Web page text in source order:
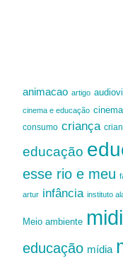
animacao artigo
cinema e educação
consumo criança
educação
esse rio e meu
artur infância instituto
Meio ambiente
educação mídia